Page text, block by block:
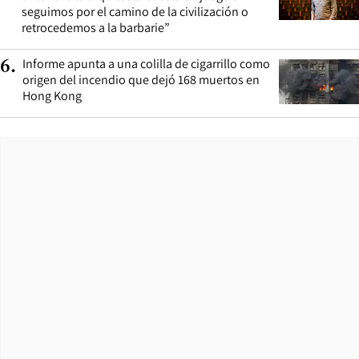
seguimos por el camino de la civilización o
retrocedemos a la barbarie”
6. Informe apunta a una colilla de cigarrillo como
origen del incendio que dejó 168 muertos en
Hong Kong